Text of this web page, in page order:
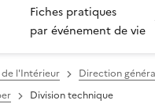
Fiches pratiques
par événement de vie
l'Intérieur Direction
Division technique